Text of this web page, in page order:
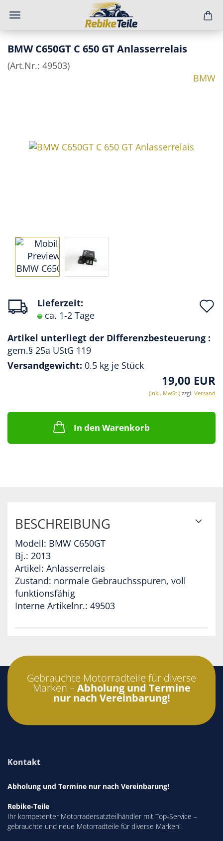
BMW C650GT C 650 GT Anlasserrelais
(Art.Nr.: 49503)
BMW
Lieferzeit:
ca. 1-2 Tage
Artikel unterliegt der Differenzbesteuerung :
gem.§ 25a UStG 119
Versandgewicht: 0.5 kg je Stück
19,00 EUR
(inkl. MwSt.) zzgl. Versand
In den Warenkorb
BESCHREIBUNG
Modell: BMW C650GT
Bj.: 2013
Artikel: Anlasserrelais
Zustand: normale Gebrauchsspuren, voll
funktionsfähig
Interne Artikelnr.: 49503
Gebrauchte Motorradteile für diverse
Marken –Abholung und Termine
nur nach Vereinbarung!
Kontakt
Abholung und Termine nur nach Vereinbarung!
Rebike-Teile
Ihr kompetenter Motorradersatzteilhändler mit Top-Service –
gebrauchte und neue Motorradteile für diverse Marken!